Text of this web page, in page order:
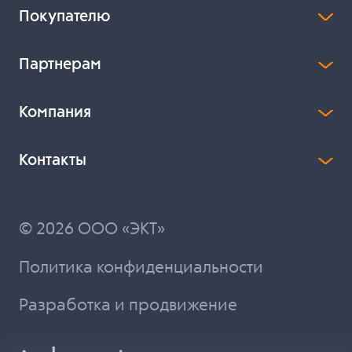
Покупателю
Партнерам
Компания
Контакты
© 2026 ООО «ЭКТ»
Политика конфиденциальности
Разработка и продвижение